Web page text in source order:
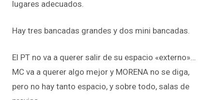
lugares adecuados.
Hay tres bancadas grandes y dos mini bancadas.
El PT no va a querer salir de su espacio «externo»…
MC va a querer algo mejor y MORENA no se diga,
pero no hay tanto espacio, y sobre todo, salas de